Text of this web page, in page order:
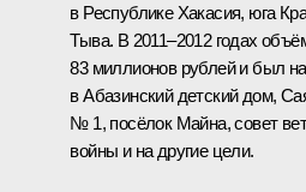
в Республике Хакасия, юга
Тыва. В 2011–2012 годах
83 миллионов рублей и был
в Абазинский детский дом,
№ 1, посёлок Майна, совет
войны и на другие цели.